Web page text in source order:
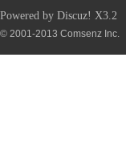
Powered by Discuz! X3.2
© 2001-2013 Comsenz Inc.